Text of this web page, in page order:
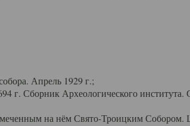
Апрель 1929 г.;
г. Сборник Археологического института.
на нём Свято-Троицким Собором.